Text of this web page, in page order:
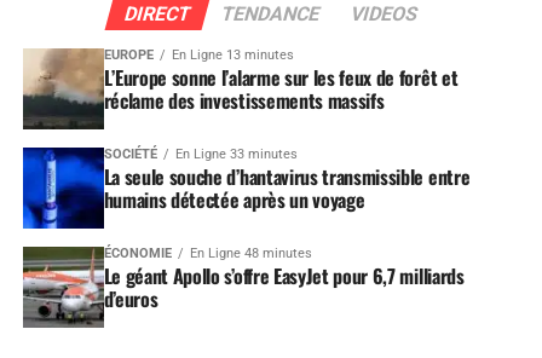
DIRECT TENDANCE VIDEOS
EUROPE En Ligne 13 minutes
L’Europe sonne l’alarme sur les feux de forêt et
réclame des investissements massifs
SOCIÉTÉ En Ligne 33 minutes
La seule souche d’hantavirus transmissible entre
humains détectée après un voyage
ÉCONOMIE En Ligne 48 minutes
Le géant Apollo s’offre EasyJet pour 6,7 milliards
d’euros